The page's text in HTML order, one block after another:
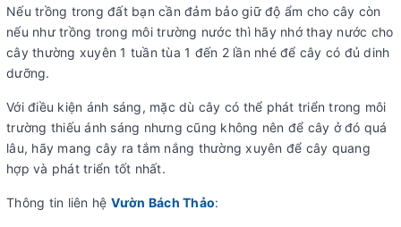
Nếu trồng trong đất bạn cần đảm bảo giữ độ ẩm cho cây còn
nếu như trồng trong môi trường nước thì hãy nhớ thay nước cho
cây thường xuyên 1 tuần tùa 1 đến 2 lần nhé để cây có đủ dinh
dưỡng.
Với điều kiện ánh sáng, mặc dù cây có thể phát triển trong môi
trường thiếu ánh sáng nhưng cũng không nên để cây ở đó quá
lâu, hãy mang cây ra tắm nắng thường xuyên để cây quang
hợp và phát triển tốt nhất.
Thông tin liên hệ Vườn Bách Thảo: